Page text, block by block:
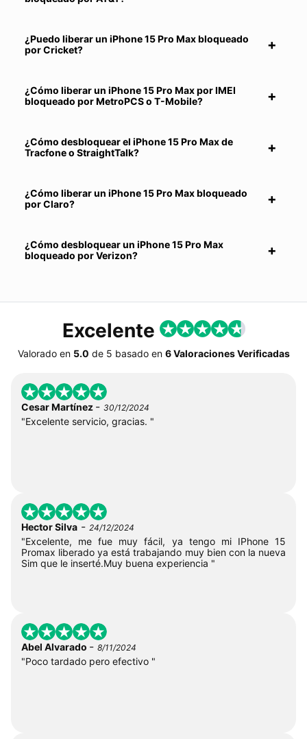
¿Puedo liberar un iPhone 15 Pro Max bloqueado
por Cricket?
¿Cómo liberar un iPhone 15 Pro Max por IMEI
bloqueado por MetroPCS o T-Mobile?
¿Cómo desbloquear el iPhone 15 Pro Max de
Tracfone o StraightTalk?
¿Cómo liberar un iPhone 15 Pro Max bloqueado
por Claro?
¿Cómo desbloquear un iPhone 15 Pro Max
bloqueado por Verizon?
Excelente
Valorado en 5.0 de 5 basado en 6 Valoraciones Verificadas
Cesar Martínez - 30/12/2024
"Excelente servicio, gracias. "
Hector Silva - 24/12/2024
"Excelente, me fue muy fácil, ya tengo mi IPhone 15
Promax liberado ya está trabajando muy bien con la nueva
Sim que le inserté.Muy buena experiencia "
Abel Alvarado - 8/11/2024
"Poco tardado pero efectivo "